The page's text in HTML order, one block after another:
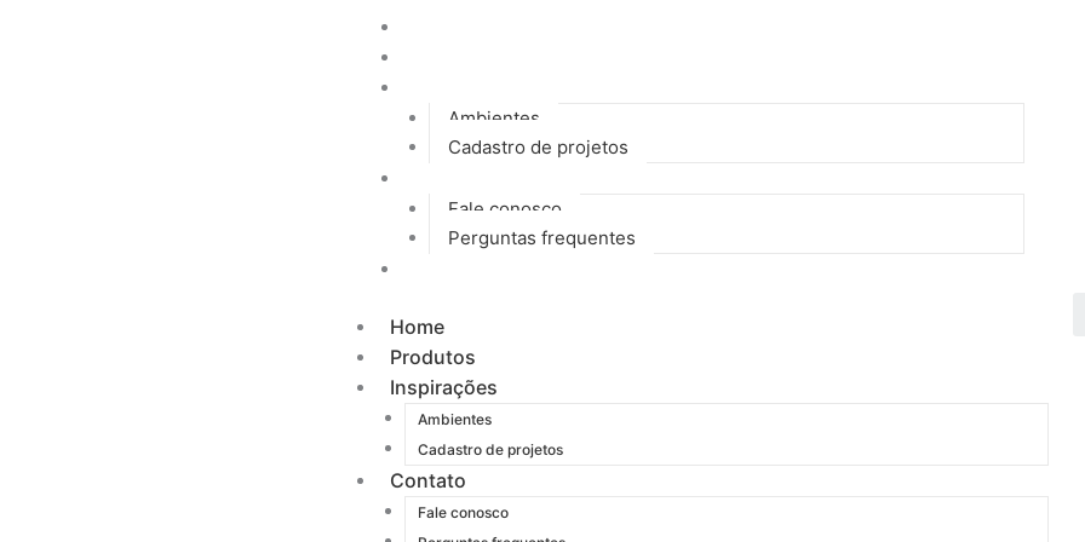
Ambientes
Cadastro de projetos
Fale conosco
Perguntas frequentes
Home
Produtos
Inspirações
Ambientes
Cadastro de projetos
Contato
Fale conosco